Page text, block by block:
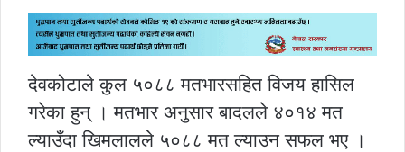
देवकोटाले कुल ५०८८ मतभारसहित विजय हासिल
गरेका हुन् । मतभार अनुसार बादलले ४०१४ मत
ल्याउँदा खिमलालले ५०८८ मत ल्याउन सफल भए ।